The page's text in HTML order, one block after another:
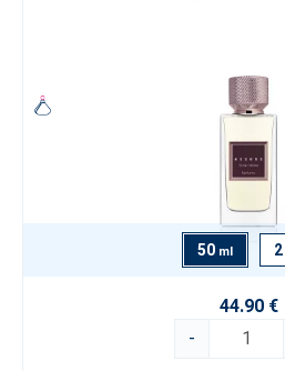
50 ml 2
44.90 €
-